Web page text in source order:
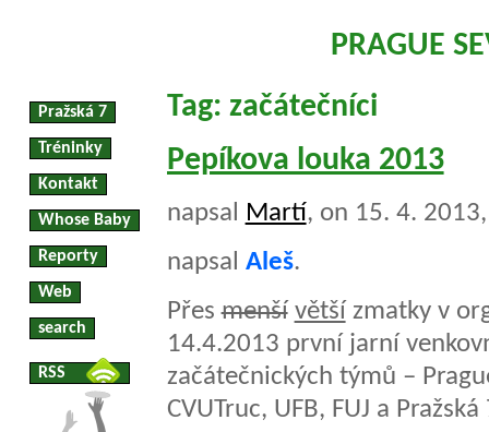
PRAGUE
Pražská 7
Tréninky
Kontakt
Whose Baby
Reporty
Web
search
RSS
Tag: začátečníci
Pepíkova louka 2013
napsal Martí, on 15. 4.
napsal Aleš.
Přesmenší větší zmatky v
14.4.2013 první jarní
začátečnických týmů –
CVUTruc, UFB, FUJ a Pražská